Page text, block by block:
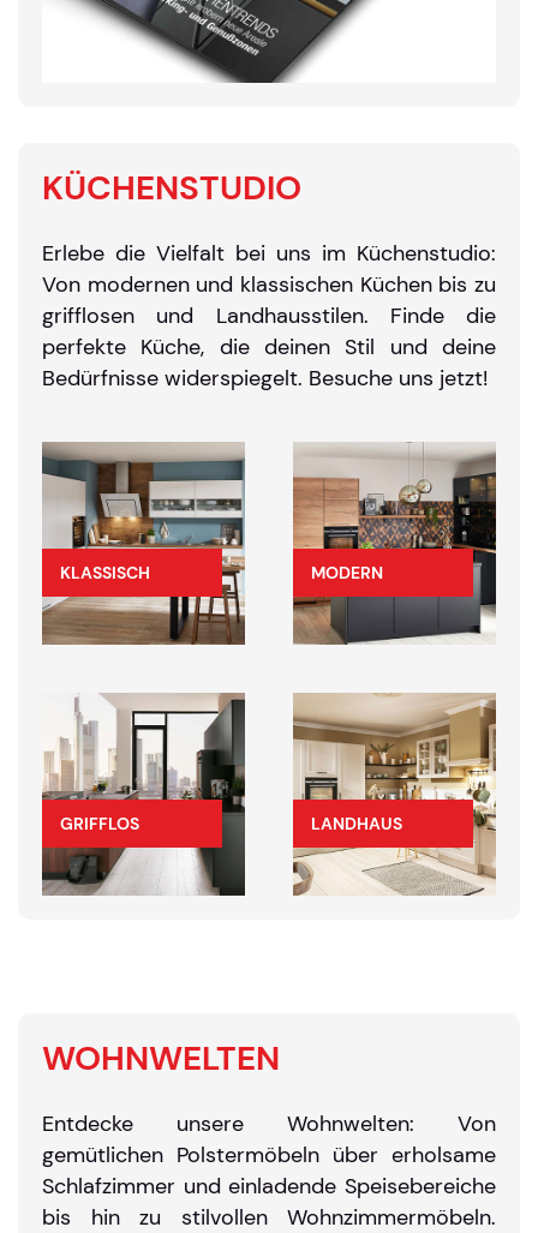
KÜCHENSTUDIO
Erlebe die Vielfalt bei uns im Küchenstudio:
Von modernen und klassischen Küchen bis zu
grifflosen und Landhausstilen. Finde die
perfekte Küche, die deinen Stil und deine
Bedürfnisse widerspiegelt. Besuche uns jetzt!
KLASSISCH MODERN
GRIFFLOS LANDHAUS
WOHNWELTEN
Entdecke unsere Wohnwelten: Von
gemütlichen Polstermöbeln über erholsame
Schlafzimmer und einladende Speisebereiche
bis hin zu stilvollen Wohnzimmermöbeln.